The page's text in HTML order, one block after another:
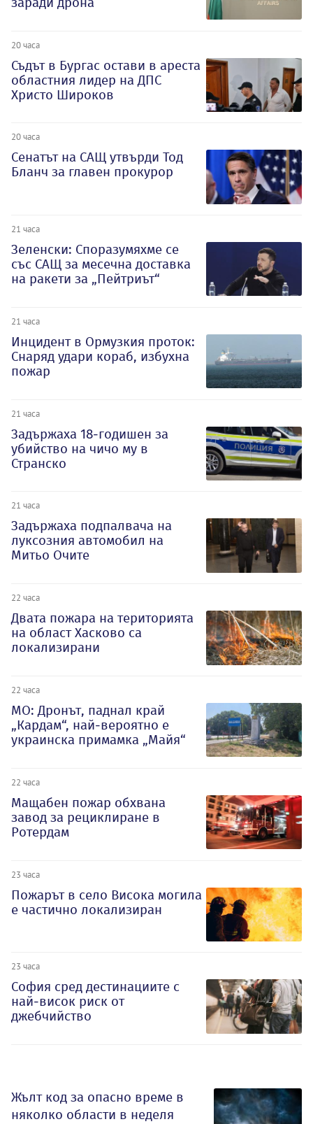
20 часа
Съдът в Бургас остави в ареста
областния лидер на ДПС
Христо Широков
20 часа
Сенатът на САЩ утвърди Тод
Бланч за главен прокурор
21 часа
Зеленски: Споразумяхме се
със САЩ за месечна доставка
на ракети за „Пейтриът“
21 часа
Инцидент в Ормузкия проток:
Снаряд удари кораб, избухна
пожар
21 часа
Задържаха 18-годишен за
убийство на чичо му в
Странско
21 часа
Задържаха подпалвача на
луксозния автомобил на
Митьо Очите
22 часа
Двата пожара на територията
на област Хасково са
локализирани
22 часа
МО: Дронът, паднал край
„Кардам“, най-вероятно е
украинска примамка „Майя“
22 часа
Мащабен пожар обхвана
завод за рециклиране в
Ротердам
23 часа
Пожарът в село Висока могила
е частично локализиран
23 часа
София сред дестинациите с
най-висок риск от
джебчийство
Жълт код за опасно време в
няколко области в неделя